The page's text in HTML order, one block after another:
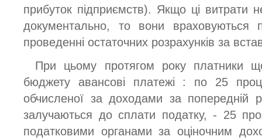
прибуток підприємств). Якщо ці витрати
документально, то вони враховуються
проведенні остаточних розрахунків за
При цьому протягом року платники
бюджету авансові платежі : по 25
обчисленої за доходами за попередній
залучаються до сплати податку, - 25
податковими органами за оціночним